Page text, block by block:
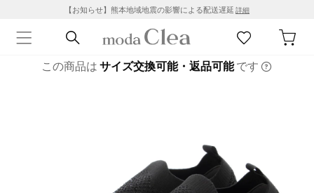
【お知らせ】熊本地域地震の影響による配送遅延 詳細
この商品は サイズ交換可能・返品可能です